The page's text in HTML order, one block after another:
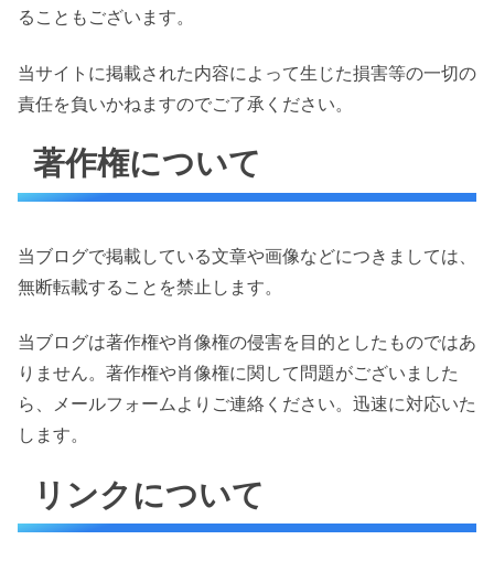
ることもございます。
当サイトに掲載された内容によって生じた損害等の一切の
責任を負いかねますのでご了承ください。
著作権について
当ブログで掲載している文章や画像などにつきましては、
無断転載することを禁止します。
当ブログは著作権や肖像権の侵害を目的としたものではあ
りません。著作権や肖像権に関して問題がございました
ら、メールフォームよりご連絡ください。迅速に対応いた
します。
リンクについて